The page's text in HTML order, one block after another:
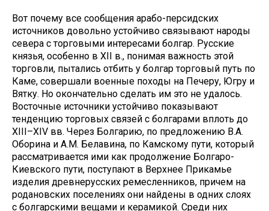
Вот почему все сообщения арабо-персидских
источников довольно устойчиво связывают народы
севера с торговыми интересами болгар. Русские
князья, особенно в XII в., понимая важность этой
торговли, пытались отбить у болгар торговый путь по
Каме, совершали военные походы на Печеру, Югру и
Вятку. Но окончательно сделать им это не удалось.
Восточные источники устойчиво показывают
тенденцию торговых связей с болгарами вплоть до
XIII–XIV вв. Через Болгарию, по предложению В.А.
Оборина и А.М. Белавина, по Камскому пути, который
рассматривается ими как продолжение Болгаро-
Киевского пути, поступают в Верхнее Прикамье
изделия древнерусских ремесленников, причем на
родановских поселениях они найдены в одних слоях
с болгарскими вещами и керамикой. Среди них